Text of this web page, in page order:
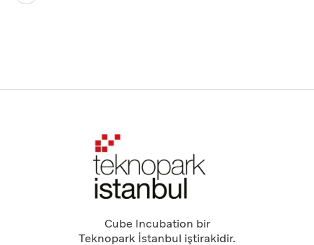
Cube Incubation bir
Teknopark İstanbul iştirakidir.